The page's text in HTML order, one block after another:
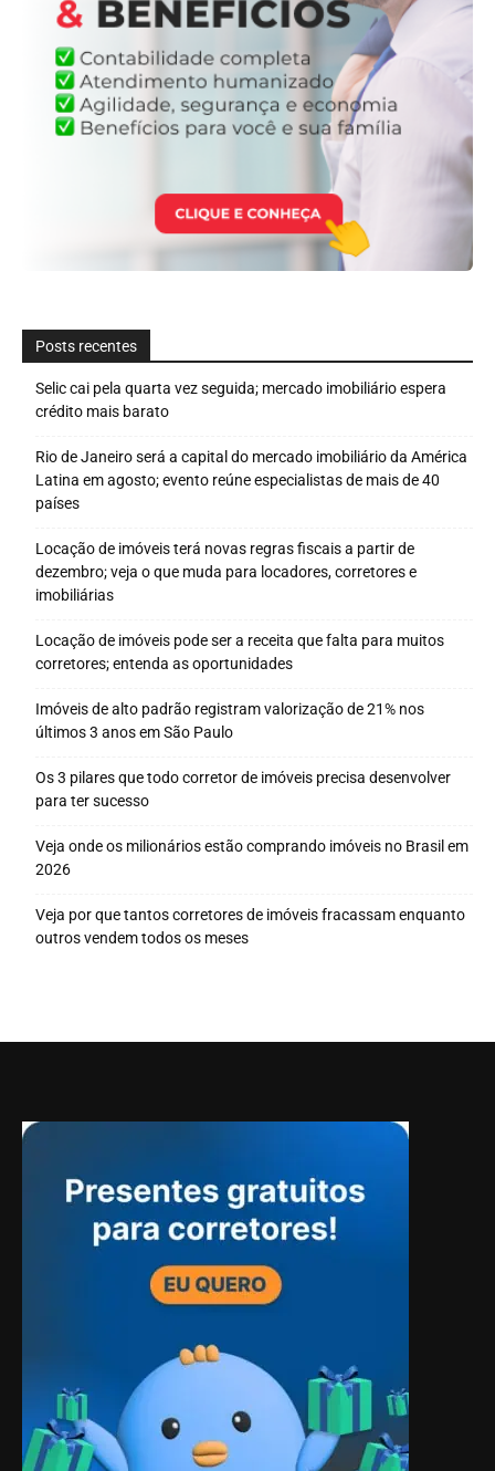
Posts recentes
Selic cai pela quarta vez seguida; mercado imobiliário espera
crédito mais barato
Rio de Janeiro será a capital do mercado imobiliário da América
Latina em agosto; evento reúne especialistas de mais de 40
países
Locação de imóveis terá novas regras fiscais a partir de
dezembro; veja o que muda para locadores, corretores e
imobiliárias
Locação de imóveis pode ser a receita que falta para muitos
corretores; entenda as oportunidades
Imóveis de alto padrão registram valorização de 21% nos
últimos 3 anos em São Paulo
Os 3 pilares que todo corretor de imóveis precisa desenvolver
para ter sucesso
Veja onde os milionários estão comprando imóveis no Brasil em
2026
Veja por que tantos corretores de imóveis fracassam enquanto
outros vendem todos os meses